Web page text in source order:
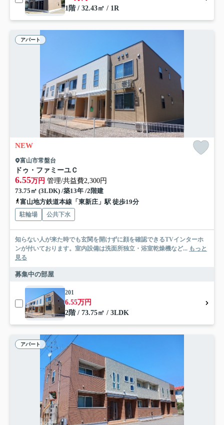
1階 / 32.43㎡ / 1R
アパート
NEW
富山市常盤台
ドゥ・ファミーユＣ
6.55万円 管理/共益費2,300円
73.75㎡ (3LDK) /築13年 /2階建
富山地方鉄道本線「東新庄」駅 徒歩19分
駐輪場 公共下水
知らない人が来た時でも玄関を開けずに顔を確認できるTVインターホ
ンが付いております。室内設備は洗面所独立・浴室乾燥機など... もっと
見る
募集中の部屋
201
6.55万円
2階 / 73.75㎡ / 3LDK
アパート